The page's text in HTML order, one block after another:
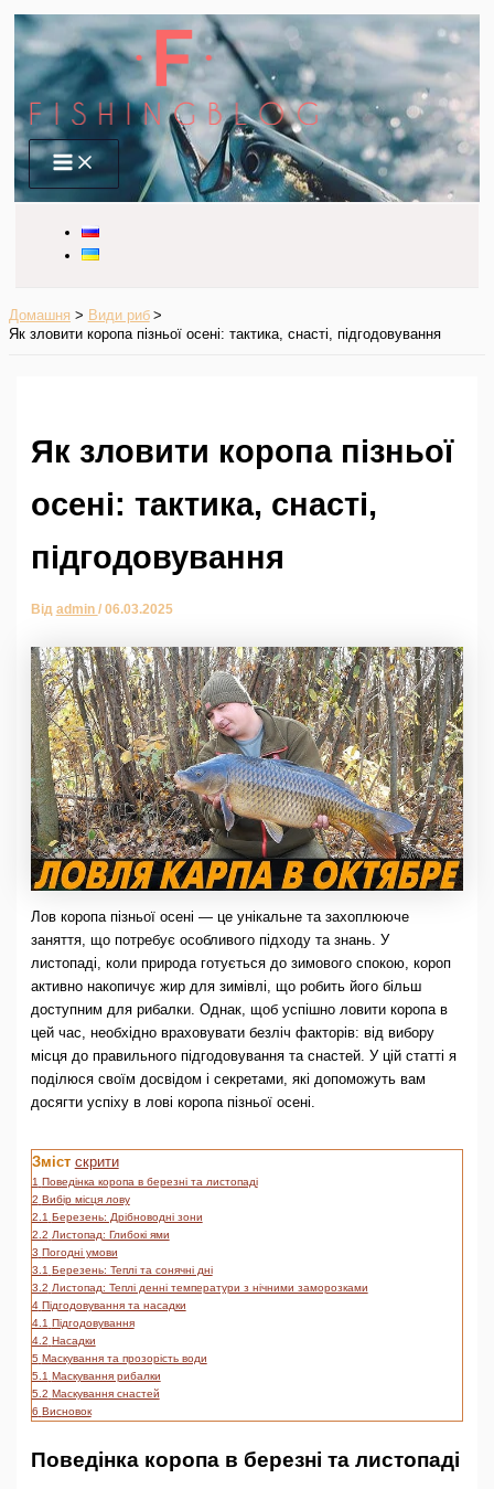
Перейти
вмісту
Main
Menu
Домашня
Види риб
Як зловити коропа пізньої осені: тактика, снасті, підгодовування
Як зловити коропа пізньої
осені: тактика, снасті,
підгодовування
Від admin / 06.03.2025
Лов коропа пізньої осені — це унікальне та захоплююче
заняття, що потребує особливого підходу та знань. У
листопаді, коли природа готується до зимового спокою, короп
активно накопичує жир для зимівлі, що робить його більш
доступним для рибалки. Однак, щоб успішно ловити коропа в
цей час, необхідно враховувати безліч факторів: від вибору
місця до правильного підгодовування та снастей. У цій статті я
поділюся своїм досвідом і секретами, які допоможуть вам
досягти успіху в лові коропа пізньої осені.
Зміст скрити
1 Поведінка коропа в березні та листопаді
2 Вибір місця лову
2.1 Березень: Дрібноводні зони
2.2 Листопад: Глибокі ями
3 Погодні умови
3.1 Березень: Теплі та сонячні дні
3.2 Листопад: Теплі денні температури з нічними заморозками
4 Підгодовування та насадки
4.1 Підгодовування
4.2 Насадки
5 Маскування та прозорість води
5.1 Маскування рибалки
5.2 Маскування снастей
6 Висновок
Поведінка коропа в березні та листопаді